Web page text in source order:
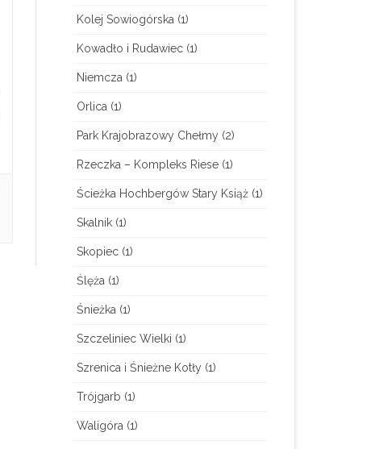
Kolej Sowiogórska (1)
Kowadło i Rudawiec(1)
Niemcza (1)
Orlica (1)
Park Krajobrazowy Chełmy(2)
Rzeczka – Kompleks Riese(1)
Ścieżka Hochbergów Stary Książ(1)
Skalnik(1)
Skopiec(1)
Ślęża (1)
Śnieżka (1)
Szczeliniec Wielki (1)
Szrenica i Śnieżne Kotły(1)
Trójgarb (1)
Waligóra (1)